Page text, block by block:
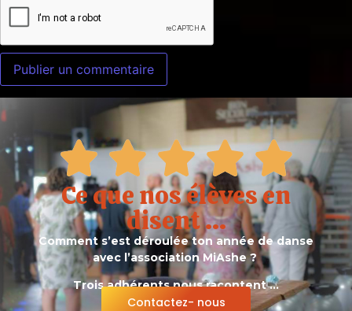
Ce que nos élèves en
disent ...
Comment s’est déroulée ton année de danse
avec l’association MiAshe ?
Trois adhérents nous racontent …
Contactez- nous